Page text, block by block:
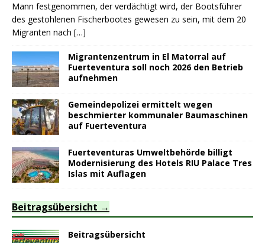
Mann festgenommen, der verdächtigt wird, der Bootsführer
des gestohlenen Fischerbootes gewesen zu sein, mit dem 20
Migranten nach […]
Migrantenzentrum in El Matorral auf
Fuerteventura soll noch 2026 den Betrieb
aufnehmen
Gemeindepolizei ermittelt wegen
beschmierter kommunaler Baumaschinen
auf Fuerteventura
Fuerteventuras Umweltbehörde billigt
Modernisierung des Hotels RIU Palace Tres
Islas mit Auflagen
Beitragsübersicht
Beitragsübersicht